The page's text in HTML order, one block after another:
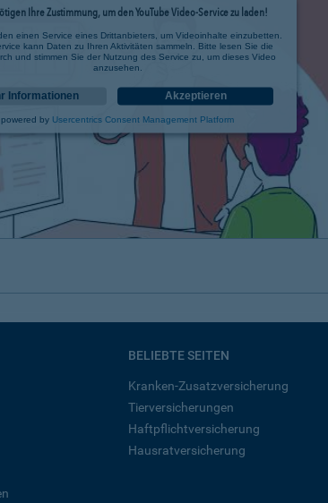
Ihre Zustimmung, um den YouTube Video-Service zu laden!
einen Service eines Drittanbieters, um Videoinhalte einzubetten.
kann Daten zu Ihren Aktivitäten sammeln. Bitte lesen Sie die
und stimmen Sie der Nutzung des Service zu, um dieses Video
anzusehen.
Informationen Akzeptieren
powered by Usercentrics Consent Management Platform
BELIEBTE SEITEN
Kranken-Zusatzversicherung
Tierversicherungen
Haftpflichtversicherung
Hausratversicherung